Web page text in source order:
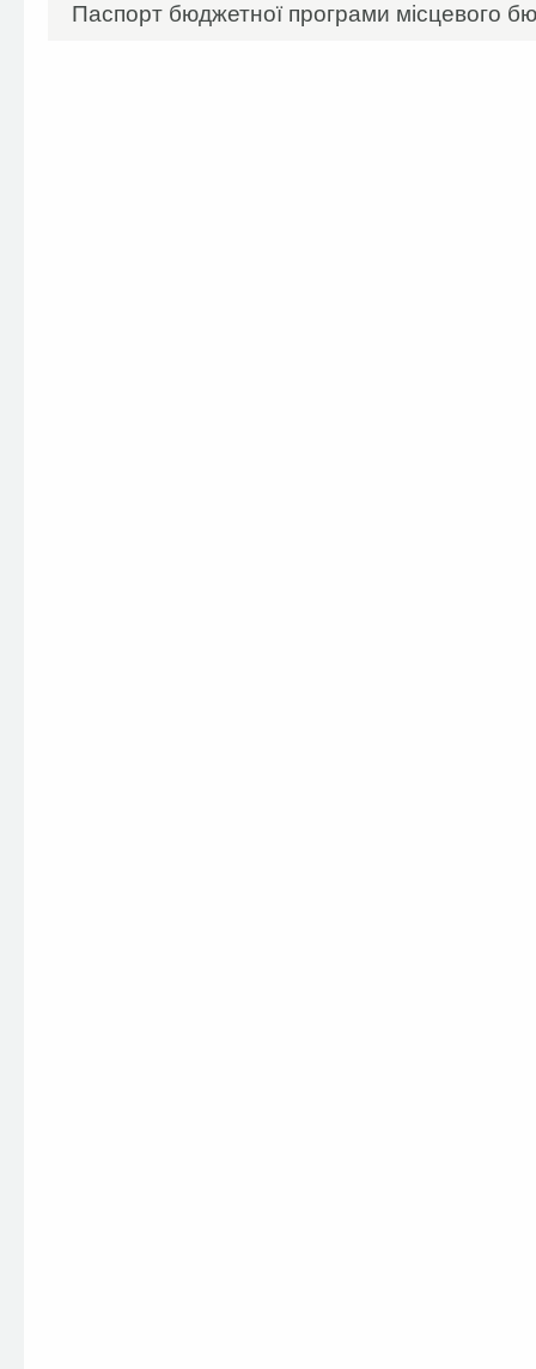
Паспорт бюджетної програми місцевого